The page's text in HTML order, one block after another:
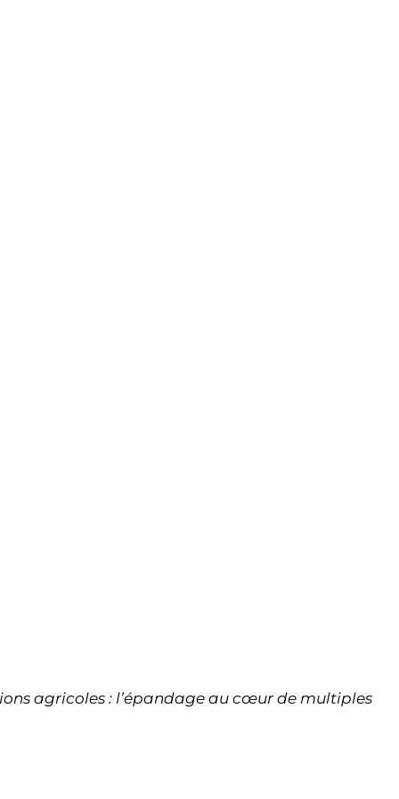
agricoles : l’épandage au cœur de multiples